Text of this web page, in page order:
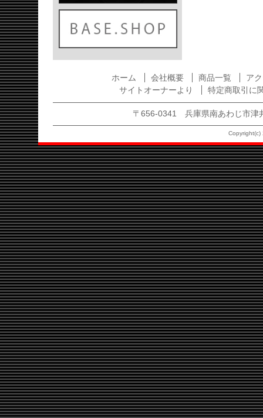
ホーム 会社概要 商品一覧
ア
サイトオーナーより
特定商取引に
〒656-0341 兵庫県南あわじ市
Copyright(c)